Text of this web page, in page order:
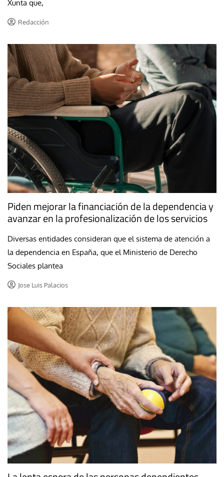
Xunta que,
Redacción
Piden mejorar la financiación de la dependencia y
avanzar en la profesionalización de los servicios
Diversas entidades consideran que el sistema de atención a
la dependencia en España, que el Ministerio de Derecho
Sociales plantea
Jose Luis Palacios